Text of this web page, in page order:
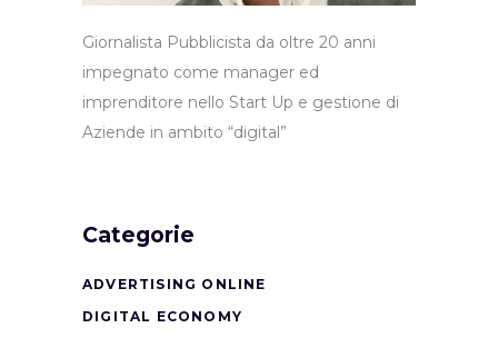
Giornalista Pubblicista da oltre 20 anni
impegnato come manager ed
imprenditore nello Start Up e gestione di
Aziende in ambito “digital”
Categorie
ADVERTISING ONLINE
DIGITAL ECONOMY